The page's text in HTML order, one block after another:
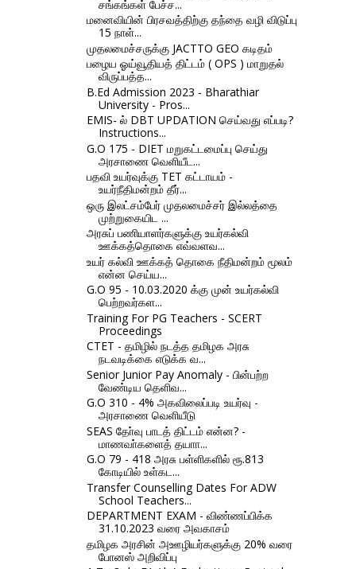
சங்கங்கள் பேச்ச...
மனைவியின் பிரசவத்திற்கு தந்தை வழி விடுப்பு
15 நாள்...
முதலமைச்சருக்கு JACTTO GEO கடிதம்
பழைய ஓய்வூதியத் திட்டம் ( OPS ) மாறுதல்
விருப்பத்த...
B.Ed Admission 2023 - Bharathiar
University - Pros...
EMIS- ல் DBT UPDATION செய்வது எப்படி?
Instructions...
G.O 175 - DIET மறுகட்டமைப்பு செய்து
அரசாணை வெளியீட...
பதவி உயர்வுக்கு TET கட்டாயம் -
உயர்நீதிமன்றம் தீர்...
ஒரு இலட்சம்பேர் முதலமைச்சர் இல்லத்தை
முற்றுகையிட ...
அரசுப் பணியாளர்களுக்கு உயர்கல்வி
ஊக்கத்தொகை எவ்வளவ...
உயர் கல்வி ஊக்கத் தொகை நீதிமன்றம் மூலம்
என்ன செய்ய...
G.O 95 - 10.03.2020 க்கு முன் உயர்கல்வி
பெற்றவர்கள...
Training For PG Teachers - SCERT
Proceedings
CTET - தமிழில் நடத்த தமிழக அரசு
நடவடிக்கை எடுக்க வ...
Senior Junior Pay Anomaly - பின்பற்ற
வேண்டிய தெளிவ...
G.O 310 - 4% அகவிலைப்படி உயர்வு -
அரசாணை வெளியீடு
SEAS தோ்வு பாடத் திட்டம் என்ன? -
மாணவா்களைத் தயாா...
G.O 79 - 418 அரசு பள்ளிகளில் ரூ.813
கோடியில் உள்கட...
Transfer Counselling Dates For ADW
School Teachers...
DEPARTMENT EXAM - விண்ணப்பிக்க
31.10.2023 வரை அவகாசம்
தமிழக அரசின் அஊழியர்களுக்கு 20% வரை
போனஸ் அறிவிப்பு